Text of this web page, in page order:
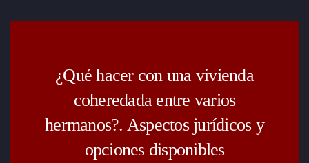
¿Qué hacer con una vivienda
coheredada entre varios
hermanos?. Aspectos jurídicos y
opciones disponibles